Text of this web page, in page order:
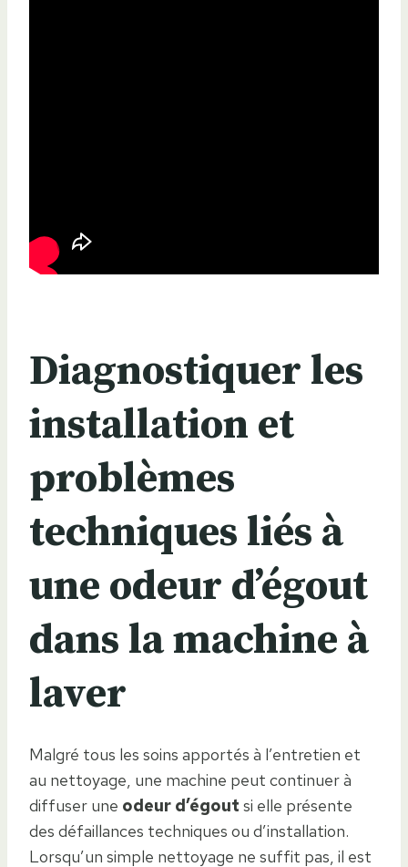
Diagnostiquer les
installation et
problèmes
techniques liés à
une odeur d’égout
dans la machine à
laver
Malgré tous les soins apportés à l’entretien et
au nettoyage, une machine peut continuer à
diffuser une odeur d’égout si elle présente
des défaillances techniques ou d’installation.
Lorsqu’un simple nettoyage ne suffit pas, il est